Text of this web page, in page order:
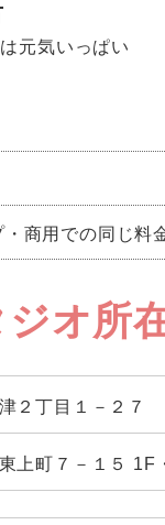
元気いっぱい
商用での同じ料
ジオ所
２丁目１－２７
上町７－１５ 1F